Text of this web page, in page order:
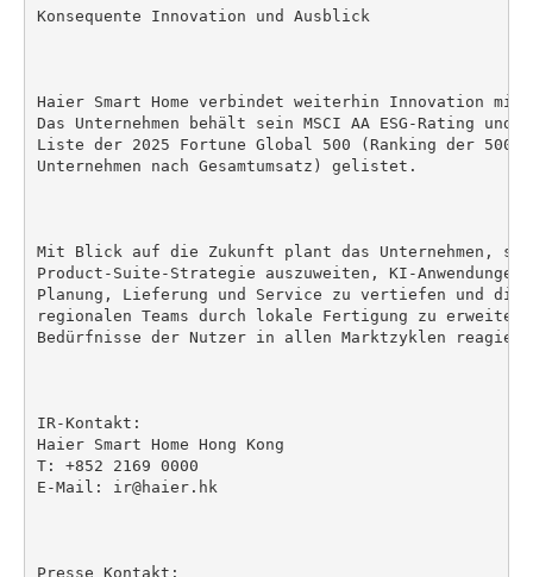
Konsequente Innovation und Ausblick
Haier Smart Home verbindet weiterhin Innovation
Das Unternehmen behält sein MSCI AA ESG-Rating
Liste der 2025 Fortune Global 500 (Ranking der 500
Unternehmen nach Gesamtumsatz) gelistet.
Mit Blick auf die Zukunft plant das Unternehmen,
Product-Suite-Strategie auszuweiten, KI-
Planung, Lieferung und Service zu vertiefen und die
regionalen Teams durch lokale Fertigung zu
Bedürfnisse der Nutzer in allen Marktzyklen
IR-Kontakt:
Haier Smart Home Hong Kong
T: +852 2169 0000
E-Mail: ir@haier.hk
Presse Kontakt: